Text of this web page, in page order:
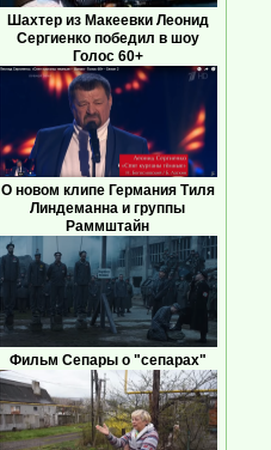
Шахтер из Макеевки Леонид
Сергиенко победил в шоу
Голос 60+
О новом клипе Германия Тиля
Линдеманна и группы
Раммштайн
Фильм Сепары о "сепарах"